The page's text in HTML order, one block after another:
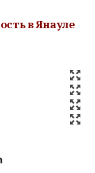
в Янауле